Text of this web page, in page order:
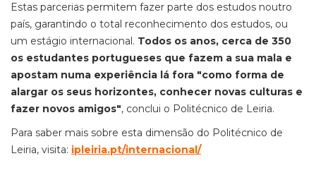
Estas parcerias permitem fazer parte dos estudos noutro
país, garantindo o total reconhecimento dos estudos, ou
um estágio internacional. Todos os anos, cerca de 350
os estudantes portugueses que fazem a sua mala e
apostam numa experiência lá fora "como forma de
alargar os seus horizontes, conhecer novas culturas e
fazer novos amigos", conclui o Politécnico de Leiria.
Para saber mais sobre esta dimensão do Politécnico de
Leiria, visita: ipleiria.pt/internacional/